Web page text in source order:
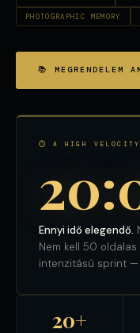
PHOTOGRAPHIC MEMORY
📚 MEGRENDELEM
⏱ A HIGH VELOCITY
Ennyi idő elegendő.
Nem kell 50
intenzitású sprint —
20+